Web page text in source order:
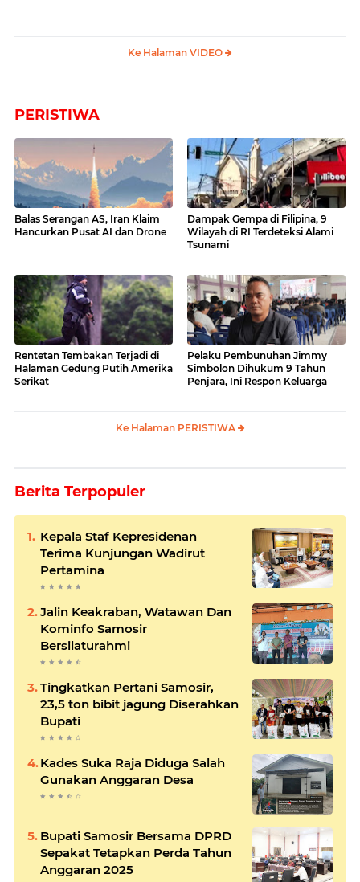
Ke Halaman VIDEO
PERISTIWA
Balas Serangan AS, Iran Klaim
Hancurkan Pusat AI dan Drone
Dampak Gempa di Filipina, 9
Wilayah di RI Terdeteksi Alami
Tsunami
Rentetan Tembakan Terjadi di
Halaman Gedung Putih Amerika
Serikat
Pelaku Pembunuhan Jimmy
Simbolon Dihukum 9 Tahun
Penjara, Ini Respon Keluarga
Ke Halaman PERISTIWA
Berita Terpopuler
Kepala Staf Kepresidenan
Terima Kunjungan Wadirut
Pertamina
Jalin Keakraban, Watawan Dan
Kominfo Samosir
Bersilaturahmi
Tingkatkan Pertani Samosir,
23,5 ton bibit jagung Diserahkan
Bupati
Kades Suka Raja Diduga Salah
Gunakan Anggaran Desa
Bupati Samosir Bersama DPRD
Sepakat Tetapkan Perda Tahun
Anggaran 2025